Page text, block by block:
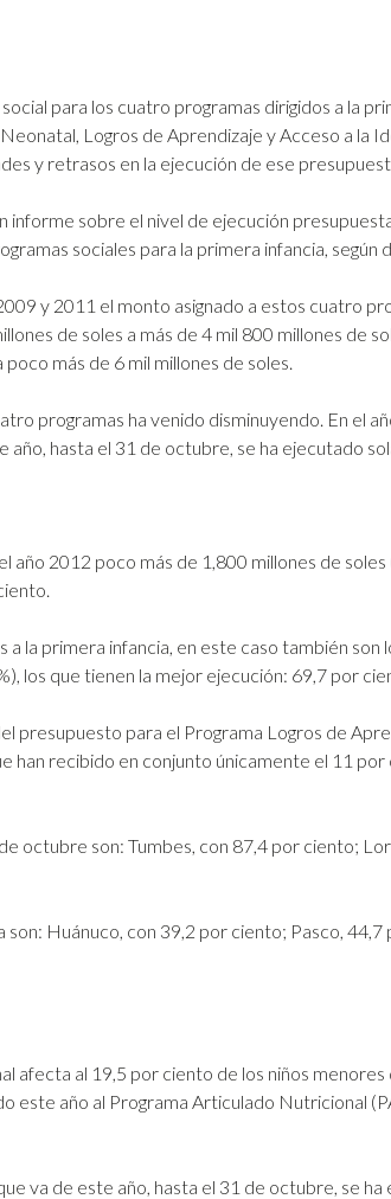
para los cuatro programas dirigidos a la
Logros de Aprendizaje y Acceso a la
y retrasos en la ejecución de ese
informe sobre el nivel de ejecución
sociales para la primera infancia,
y 2011 el monto asignado a estos cuatro
de soles a más de 4 mil 800 millones de
más de 6 mil millones de soles.
programas ha venido disminuyendo. En el
hasta el 31 de octubre, se ha ejecutado
2012 poco más de 1,800 millones de
la primera infancia, en este caso también son
los que tienen la mejor ejecución: 69,7 por
presupuesto para el Programa Logros de
han recibido en conjunto únicamente el 11
octubre son: Tumbes, con 87,4 por ciento;
son: Huánuco, con 39,2 por ciento; Pasco,
afecta al 19,5 por ciento de los niños
este año al Programa Articulado Nutricional
va de este año, hasta el 31 de octubre, se